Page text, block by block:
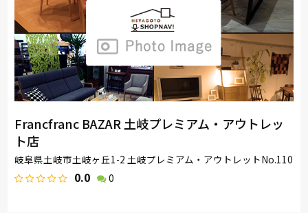
Francfranc BAZAR 土岐プレミアム・アウトレッ
ト店
岐阜県土岐市土岐ヶ丘1-2 土岐プレミアム・アウトレットNo.110
0.0 0